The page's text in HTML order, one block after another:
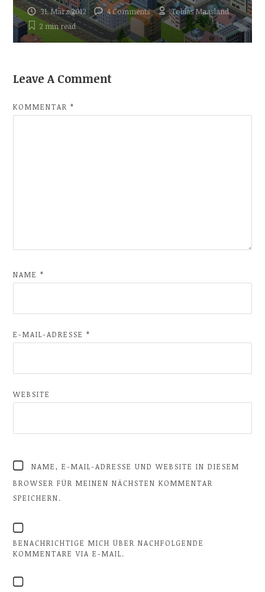
31. März 2012 4 Comments
Tobias Maasland
2 minread
Leave A Comment
KOMMENTAR*
NAME*
E-MAIL-ADRESSE*
WEBSITE
NAME, E-MAIL-ADRESSE UND WEBSITE IN DIESEM
BROWSER FÜR MEINEN NÄCHSTEN KOMMENTAR
SPEICHERN.
BENACHRICHTIGE MICH ÜBER NACHFOLGENDE
KOMMENTARE VIA E-MAIL.